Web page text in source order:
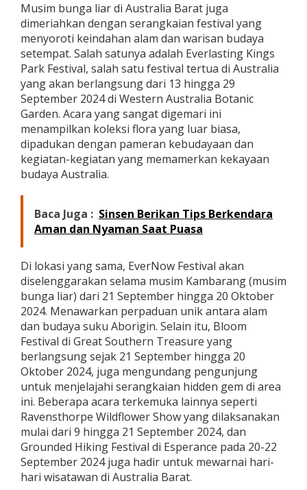
a
n
g
T
a
k
T
e
l
u
p
a
k
Musim bunga liar di Australia Barat juga
dimeriahkan dengan serangkaian festival yang
menyoroti keindahan alam dan warisan budaya
setempat. Salah satunya adalah Everlasting Kings
Park Festival, salah satu festival tertua di Australia
yang akan berlangsung dari 13 hingga 29
September 2024 di Western Australia Botanic
Garden. Acara yang sangat digemari ini
menampilkan koleksi flora yang luar biasa,
dipadukan dengan pameran kebudayaan dan
kegiatan-kegiatan yang memamerkan kekayaan
budaya Australia.
Baca Juga : Sinsen Berikan Tips Berkendara
Aman dan Nyaman Saat Puasa
Di lokasi yang sama, EverNow Festival akan
diselenggarakan selama musim Kambarang (musim
bunga liar) dari 21 September hingga 20 Oktober
2024. Menawarkan perpaduan unik antara alam
dan budaya suku Aborigin. Selain itu, Bloom
Festival di Great Southern Treasure yang
berlangsung sejak 21 September hingga 20
Oktober 2024, juga mengundang pengunjung
untuk menjelajahi serangkaian hidden gem di area
ini. Beberapa acara terkemuka lainnya seperti
Ravensthorpe Wildflower Show yang dilaksanakan
mulai dari 9 hingga 21 September 2024, dan
Grounded Hiking Festival di Esperance pada 20-22
September 2024 juga hadir untuk mewarnai hari-
hari wisatawan di Australia Barat.